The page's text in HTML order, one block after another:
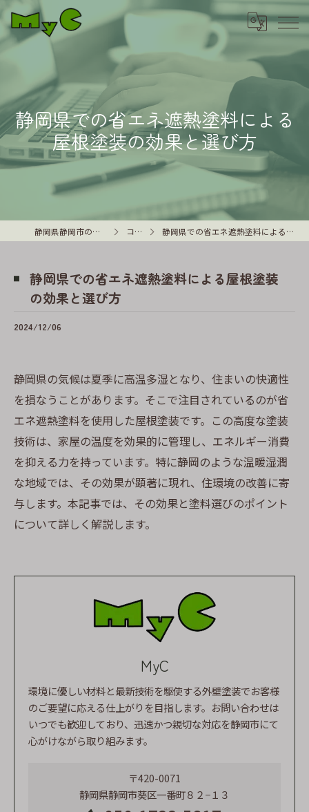
静岡県での省エネ遮熱塗料による
屋根塗装の効果と選び方
静岡県静岡市の外壁塗装はMyC コラム 静岡県での省エネ遮熱塗料による屋根塗装の効果と選び方
静岡県での省エネ遮熱塗料による屋根塗装
の効果と選び方
2024/12/06
静岡県の気候は夏季に高温多湿となり、住まいの快適性
を損なうことがあります。そこで注目されているのが省
エネ遮熱塗料を使用した屋根塗装です。この高度な塗装
技術は、家屋の温度を効果的に管理し、エネルギー消費
を抑える力を持っています。特に静岡のような温暖湿潤
な地域では、その効果が顕著に現れ、住環境の改善に寄
与します。本記事では、その効果と塗料選びのポイント
について詳しく解説します。
MyC
環境に優しい材料と最新技術を駆使する外壁塗装でお客様
のご要望に応える仕上がりを目指します。お問い合わせは
いつでも歓迎しており、迅速かつ親切な対応を静岡市にて
心がけながら取り組みます。
〒420-0071
静岡県静岡市葵区一番町８２−１３